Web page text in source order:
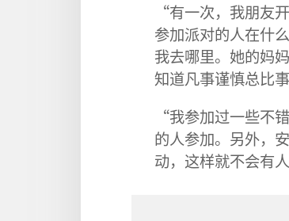
“有一次，我朋友
参加派对的人在什
我去哪里。她的妈
知道凡事谨慎总
“我参加过一些不
的人参加。另外，
动，这样就不会